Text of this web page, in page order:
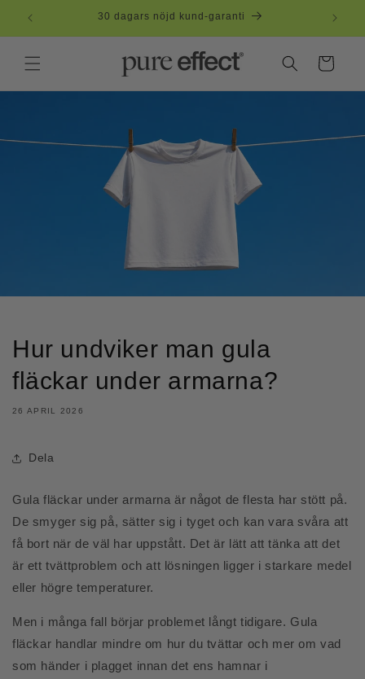
till
innehåll
30 dagars nöjd kund-garanti
Varukorg
Hur undviker man gula
fläckar under armarna?
26 APRIL 2026
Dela
Gula fläckar under armarna är något de flesta har stött på.
De smyger sig på, sätter sig i tyget och kan vara svåra att
få bort när de väl har uppstått. Det är lätt att tänka att det
är ett tvättproblem och att lösningen ligger i starkare medel
eller högre temperaturer.
Men i många fall börjar problemet långt tidigare. Gula
fläckar handlar mindre om hur du tvättar och mer om vad
som händer i plagget innan det ens hamnar i